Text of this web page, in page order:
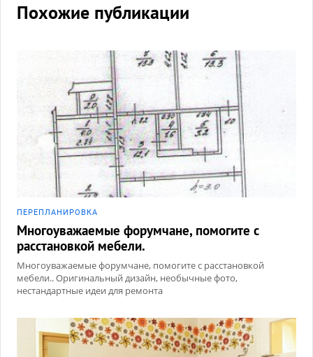
Похожие публикации
ПЕРЕПЛАНИРОВКА
Многоуважаемые форумчане, помогите с
расстановкой мебели.
Многоуважаемые форумчане, помогите с расстановкой
мебели.. Оригинальный дизайн, необычные фото,
нестандартные идеи для ремонта